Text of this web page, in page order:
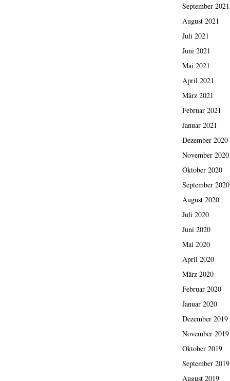
September 2021
August 2021
Juli 2021
Juni 2021
Mai 2021
April 2021
März 2021
Februar 2021
Januar 2021
Dezember 2020
November 2020
Oktober 2020
September 2020
August 2020
Juli 2020
Juni 2020
Mai 2020
April 2020
März 2020
Februar 2020
Januar 2020
Dezember 2019
November 2019
Oktober 2019
September 2019
August 2019